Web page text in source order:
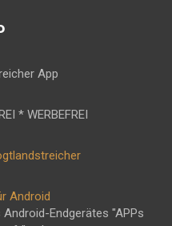
* WERBEFREI
Android
Endgerätes "APPs